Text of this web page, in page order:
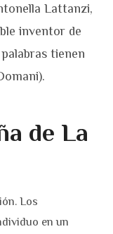
Lattanzi,
inventor de
tienen
de La
Los
en un